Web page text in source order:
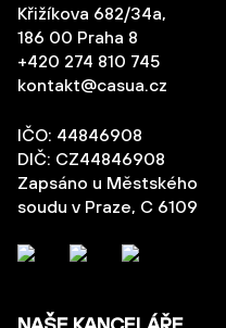
Křižíkova 682/34a,
186 00 Praha 8
+420 274 810 745
kontakt@casua.cz
IČO: 44846908
DIČ: CZ44846908
Zapsáno u Městského
soudu v Praze, C 6109